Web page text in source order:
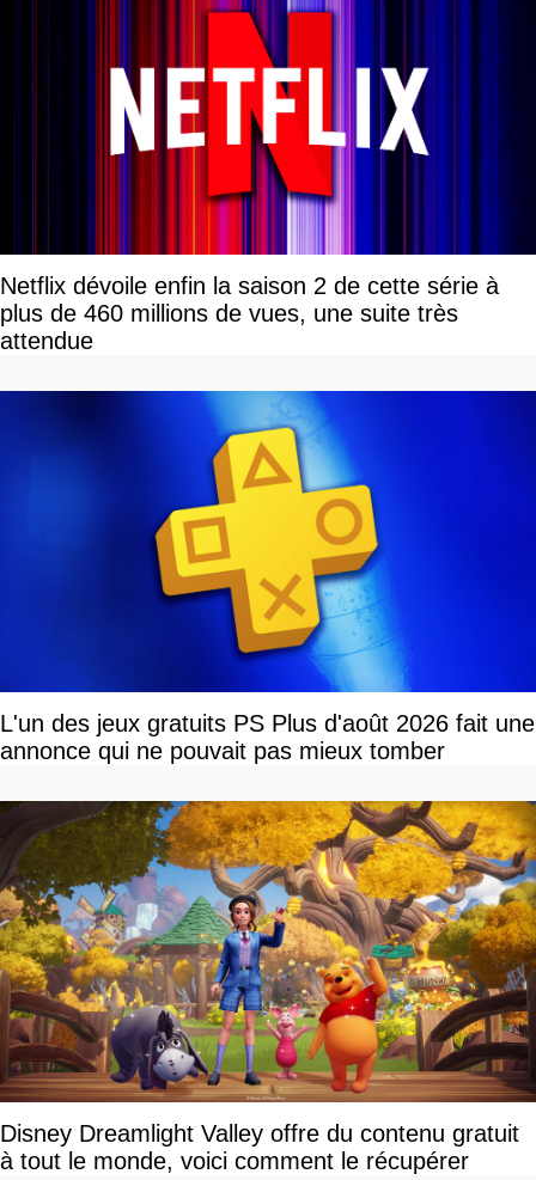
Netflix dévoile enfin la saison 2 de cette série à
plus de 460 millions de vues, une suite très
attendue
L'un des jeux gratuits PS Plus d'août 2026 fait une
annonce qui ne pouvait pas mieux tomber
Disney Dreamlight Valley offre du contenu gratuit
à tout le monde, voici comment le récupérer